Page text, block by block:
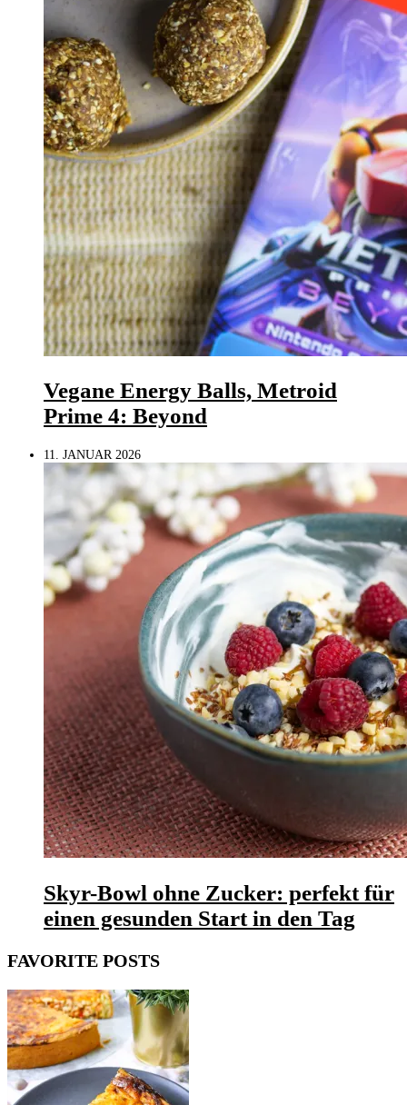
Vegane Energy Balls, Metroid
Prime 4: Beyond
11. JANUAR 2026
Skyr-Bowl ohne Zucker: perfekt für
einen gesunden Start in den Tag
FAVORITE POSTS